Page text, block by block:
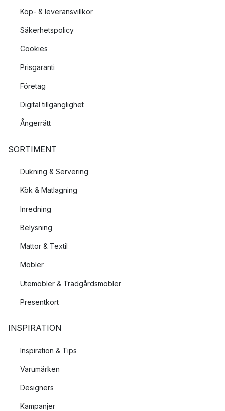
Köp- & leveransvillkor
Säkerhetspolicy
Cookies
Prisgaranti
Företag
Digital tillgänglighet
Ångerrätt
SORTIMENT
Dukning & Servering
Kök & Matlagning
Inredning
Belysning
Mattor & Textil
Möbler
Utemöbler & Trädgårdsmöbler
Presentkort
INSPIRATION
Inspiration & Tips
Varumärken
Designers
Kampanjer